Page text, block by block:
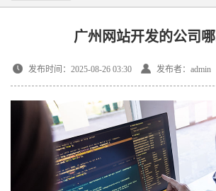
广州网站开发的公司
发布时间：2025-08-26 03:30 发布者：admin